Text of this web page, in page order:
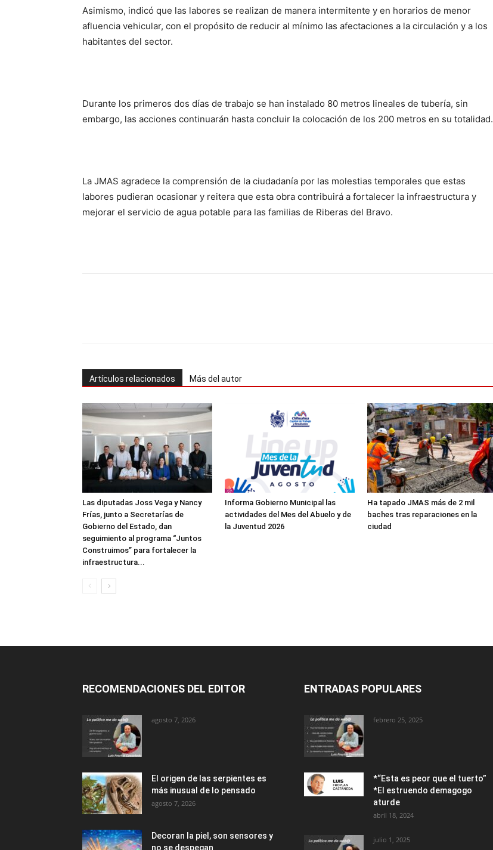
Asimismo, indicó que las labores se realizan de manera intermitente y en horarios de menor
afluencia vehicular, con el propósito de reducir al mínimo las afectaciones a la circulación y a los
habitantes del sector.
Durante los primeros dos días de trabajo se han instalado 80 metros lineales de tubería, sin
embargo, las acciones continuarán hasta concluir la colocación de los 200 metros en su totalidad.
La JMAS agradece la comprensión de la ciudadanía por las molestias temporales que estas
labores pudieran ocasionar y reitera que esta obra contribuirá a fortalecer la infraestructura y
mejorar el servicio de agua potable para las familias de Riberas del Bravo.
Artículos relacionados Más del autor
Las diputadas Joss Vega y Nancy
Frías, junto a Secretarías de
Gobierno del Estado, dan
seguimiento al programa “Juntos
Construimos” para fortalecer la
infraestructura...
Informa Gobierno Municipal las
actividades del Mes del Abuelo y de
la Juventud 2026
Ha tapado JMAS más de 2 mil
baches tras reparaciones en la
ciudad
RECOMENDACIONES DEL EDITOR
agosto 7, 2026
El origen de las serpientes es
más inusual de lo pensado
agosto 7, 2026
Decoran la piel, son sensores y
no se despegan
ENTRADAS POPULARES
febrero 25, 2025
*“Esta es peor que el tuerto”
*El estruendo demagogo
aturde
abril 18, 2024
julio 1, 2025